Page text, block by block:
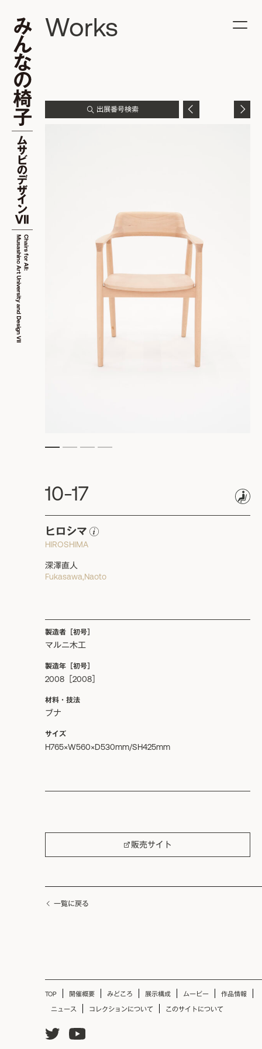
Works
出展番号検索
10-17
ヒロシマ
HIROSHIMA
深澤直人
Fukasawa,Naoto
製造者［初号］
マルニ木工
製造年［初号］
2008［2008］
材料・技法
ブナ
サイズ
H765×W560×D530mm/SH425mm
販売サイト
一覧に戻る
TOP 開催概要 みどころ 展示構成 ムービー 作品情報
ニュース コレクションについて このサイトについて